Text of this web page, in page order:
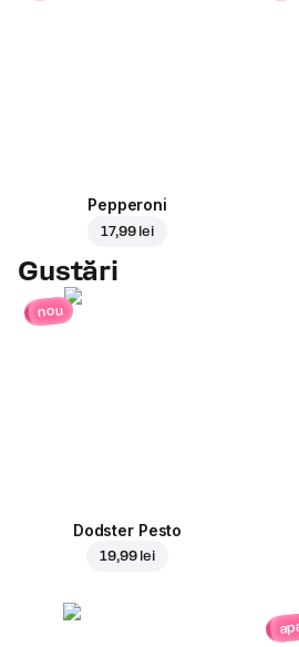
Pepperoni
17,99 lei
Gustări
nou
Dodster Pesto
19,99 lei